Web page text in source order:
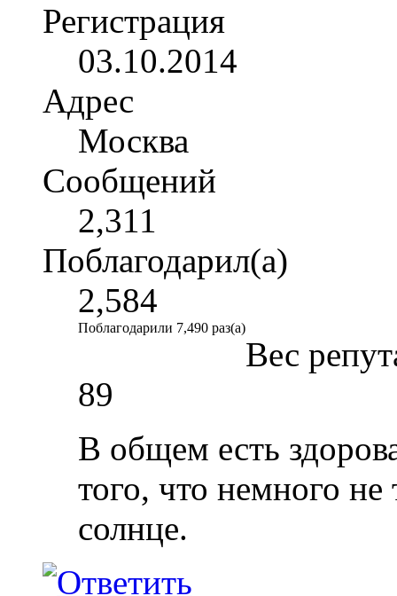
Регистрация
03.10.2014
Адрес
Москва
Сообщений
2,311
Поблагодарил(а)
2,584
Поблагодарили 7,490 раз(а)
Вес
89
В общем есть
того, что немного не
солнце.